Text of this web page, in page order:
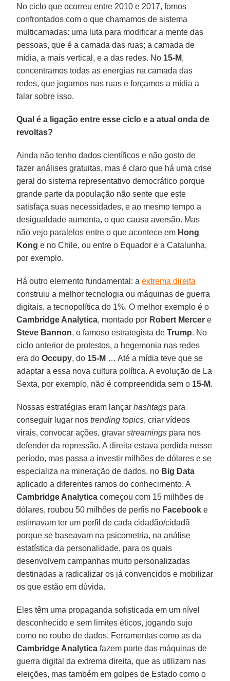
No ciclo que ocorreu entre 2010 e 2017, fomos
confrontados com o que chamamos de sistema
multicamadas: uma luta para modificar a mente das
pessoas, que é a camada das ruas; a camada de
mídia, a mais vertical, e a das redes. No 15-M,
concentramos todas as energias na camada das
redes, que jogamos nas ruas e forçamos a mídia a
falar sobre isso.
Qual é a ligação entre esse ciclo e a atual onda de
revoltas?
Ainda não tenho dados científicos e não gosto de
fazer análises gratuitas, mas é claro que há uma crise
geral do sistema representativo democrático porque
grande parte da população não sente que este
satisfaça suas necessidades, e ao mesmo tempo a
desigualdade aumenta, o que causa aversão. Mas
não vejo paralelos entre o que acontece em Hong
Kong e no Chile, ou entre o Equador e a Catalunha,
por exemplo.
Há outro elemento fundamental: aextrema direita
construiu a melhor tecnologia ou máquinas de guerra
digitais, a tecnopolítica do 1%. O melhor exemplo é o
Cambridge Analytica, montado por Robert Mercer e
Steve Bannon, o famoso estrategista deTrump. No
ciclo anterior de protestos, a hegemonia nas redes
era doOccupy, do 15-M … Até a mídia teve que se
adaptar a essa nova cultura política. A evolução de La
Sexta, por exemplo, não é compreendida sem o 15-M.
Nossas estratégias eram lançarhashtags para
conseguir lugar nostrending topics, criar vídeos
virais, convocar ações, gravarstreamings para nos
defender da repressão. A direita estava perdida nesse
período, mas passa a investir milhões de dólares e se
especializa na mineração de dados, no Big Data
aplicado a diferentes ramos do conhecimento. A
Cambridge Analytica começou com 15 milhões de
dólares, roubou 50 milhões de perfis no Facebook e
estimavam ter um perfil de cada cidadão/cidadã
porque se baseavam na psicometria, na análise
estatística da personalidade, para os quais
desenvolvem campanhas muito personalizadas
destinadas a radicalizar os já convencidos e mobilizar
os que estão em dúvida.
Eles têm uma propaganda sofisticada em um nível
desconhecido e sem limites éticos, jogando sujo
como no roubo de dados. Ferramentas como as da
Cambridge Analytica fazem parte das máquinas de
guerra digital da extrema direita, que as utilizam nas
eleições, mas também em golpes de Estado como o